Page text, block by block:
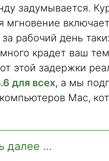
задумывается.
мгновение
рабочий день
крадет ваш
этой задержки
для всех, а мы
Mac,
далее ...